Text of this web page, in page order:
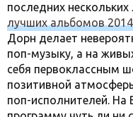
последних
лучших альбомов 2014
Дорн делает
поп-музыку, а на
себя первоклассным
позитивной
поп-исполнителей.